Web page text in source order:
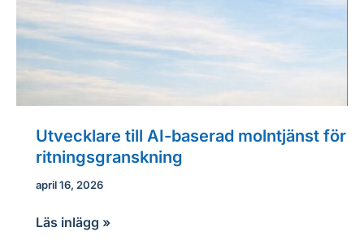
Utvecklare till AI-baserad molntjänst för
ritningsgranskning
april 16, 2026
Utvecklare
Läs inlägg »